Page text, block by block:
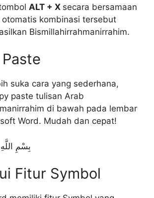
ALT + X secara bersamaan
otomatis kombinasi tersebut
Bismillahirrahmanirrahim.
suka cara yang sederhana,
paste tulisan Arab
di bawah pada lembar
Word. Mudah dan cepat!
بِسْمِ
Fitur Symbol